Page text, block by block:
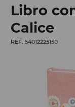
Libro
Calice
REF. 54012225150